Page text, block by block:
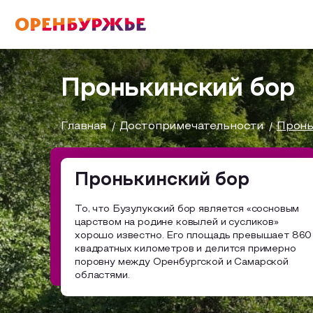
О РЕГИОНЕ
О регионе
Фотобанк
Бузулук и Бузулукский район
Соль-Илецкий район
Саракташский район
МОЙ МАРШРУТ
Маршруты от туроператоров
Промышленный туризм
Пешеходный туризм
ГДЕ ПОЕСТЬ
ГДЕ ОСТАНОВИТЬСЯ
English(EN)
Русский(RU)Пронькинский бор
Главная Достопримечательности
Пронькинский бор
То, что Бузулукский бор является «сосновым
царством на родине ковылей и сусликов»
хорошо известно. Его площадь превышает 860
квадратных километров и делится примерно
поровну между Оренбургской и Самарской
областями.